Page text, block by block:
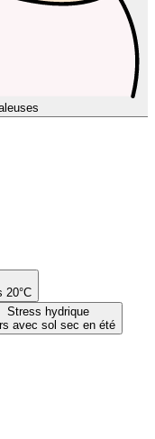
20°C
Stress hydrique
avec sol sec en été